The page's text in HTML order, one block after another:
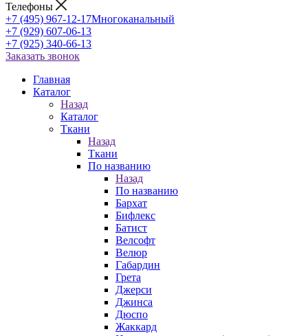
Телефоны
+7 (495) 967-12-17Многоканальный
+7 (929) 607-06-13
+7 (925) 340-66-13
Заказать звонок
Главная
Каталог
Назад
Каталог
Ткани
Назад
Ткани
По названию
Назад
По названию
Бархат
Бифлекс
Батист
Велсофт
Велюр
Габардин
Грета
Джерси
Джинса
Дюспо
Жаккард